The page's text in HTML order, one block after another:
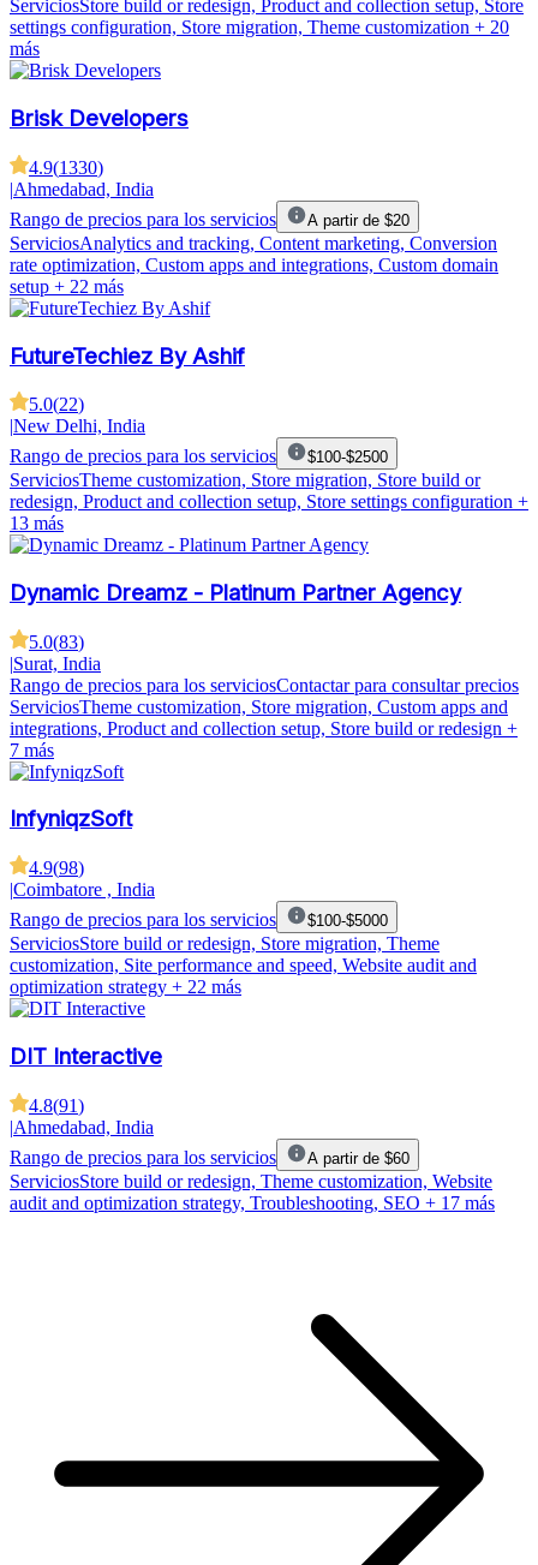
ServiciosStore build or redesign, Product and collection setup, Store
settings configuration, Store migration, Theme customization + 20
más
Brisk Developers
4.9(1330)
|Ahmedabad, India
Rango de precios para los servicios
A partir de $20
ServiciosAnalytics and tracking, Content marketing, Conversion
rate optimization, Custom apps and integrations, Custom domain
setup + 22 más
FutureTechiez By Ashif
5.0(22)
|New Delhi, India
Rango de precios para los servicios
$100-$2500
ServiciosTheme customization, Store migration, Store build or
redesign, Product and collection setup, Store settings configuration +
13 más
Dynamic Dreamz - Platinum Partner Agency
5.0(83)
|Surat, India
Rango de precios para los serviciosContactar para consultar precios
ServiciosTheme customization, Store migration, Custom apps and
integrations, Product and collection setup, Store build or redesign +
7 más
InfyniqzSoft
4.9(98)
|Coimbatore , India
Rango de precios para los servicios
$100-$5000
ServiciosStore build or redesign, Store migration, Theme
customization, Site performance and speed, Website audit and
optimization strategy + 22 más
DIT Interactive
4.8(91)
|Ahmedabad, India
Rango de precios para los servicios
A partir de $60
ServiciosStore build or redesign, Theme customization, Website
audit and optimization strategy, Troubleshooting, SEO + 17 más